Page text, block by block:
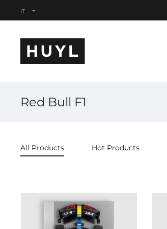
IT
Red Bull F1
All Products Hot Products